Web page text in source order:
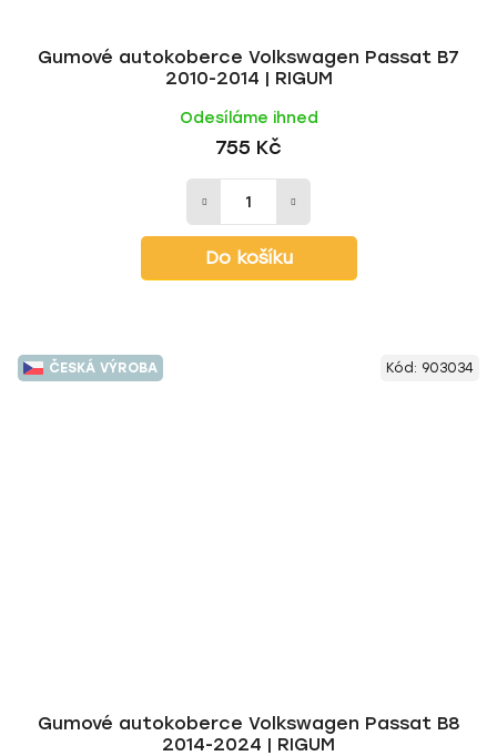
Gumové autokoberce Volkswagen Passat B7
2010-2014 | RIGUM
Odesíláme ihned
755 Kč
Do košíku
ČESKÁ VÝROBA
Gumové autokoberce Volkswagen Passat B8
2014-2024 | RIGUM
Kód: 903034